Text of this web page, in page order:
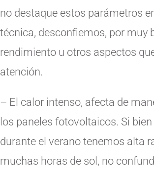
no destaque estos parámetros
técnica, desconfiemos, por muy
rendimiento u otros aspectos
atención.
– El calor intenso, afecta de
los paneles fotovoltaicos. Si
durante el verano tenemos alta
muchas horas de sol, no